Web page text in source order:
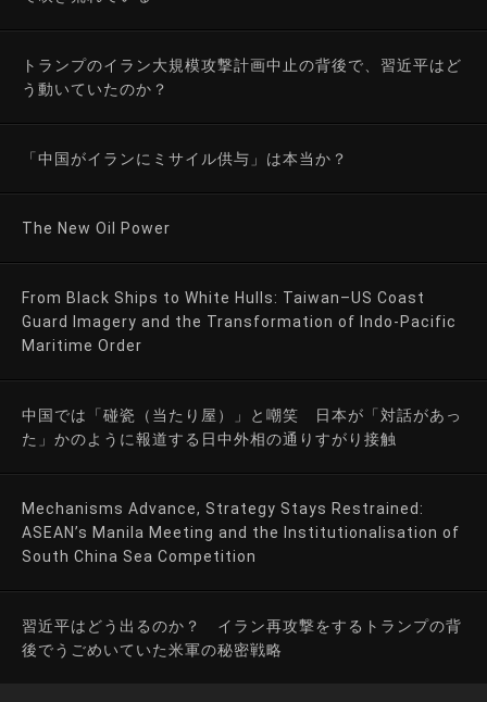
トランプのイラン大規模攻撃計画中止の背後で、習近平はど
う動いていたのか？
「中国がイランにミサイル供与」は本当か？
The New Oil Power
From Black Ships to White Hulls: Taiwan–US Coast
Guard Imagery and the Transformation of Indo-Pacific
Maritime Order
中国では「碰瓷（当たり屋）」と嘲笑 日本が「対話があっ
た」かのように報道する日中外相の通りすがり接触
Mechanisms Advance, Strategy Stays Restrained:
ASEAN’s Manila Meeting and the Institutionalisation of
South China Sea Competition
習近平はどう出るのか？ イラン再攻撃をするトランプの背
後でうごめいていた米軍の秘密戦略